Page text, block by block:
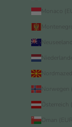
Monaco
Norwegen
Österreich
Oman (EUR